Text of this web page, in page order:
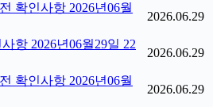
확인사항 2026년06월
2026.06.29
항 2026년06월29일 22
2026.06.29
확인사항 2026년06월
2026.06.29